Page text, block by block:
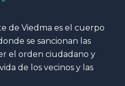
de Viedma es el cuerpo
se sancionan las
el orden ciudadano y
de los vecinos y las